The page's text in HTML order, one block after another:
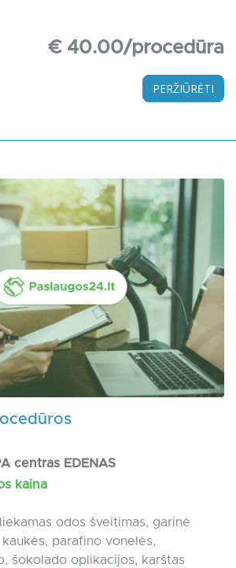
€ 40.00/procedūra
PERŽIŪRĖTI
centras EDENAS
kaina
odos šveitimas, garinė
parafino vonelės,
šokolado oplikacijos, karštas